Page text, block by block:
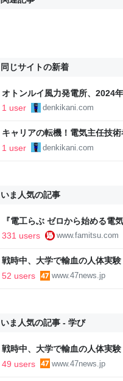
同じサイトの新着
オトンルイ風力発電所、2024
力発電所 #北海道 - 電気カニの
1 user denkikani.com
キャリアの転機！電気主任技
日記
1 user denkikani.com
いま人気の記事
『電工らぶ ゼロから始める電
インと勉強。青春しながら“過
331 users www.famitsu.com
戦時中、大学で輸血の人体実
52 users
www.47news.jp
いま人気の記事 - 学び
戦時中、大学で輸血の人体実
49 users
www.47news.jp